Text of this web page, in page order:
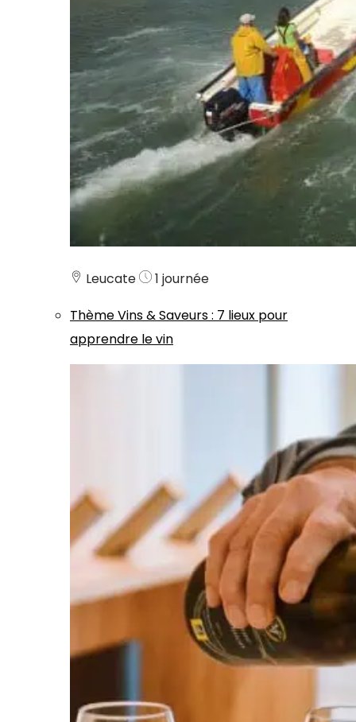
Leucate
1 journée
ThèmeVins & Saveurs: 7 lieux pour
apprendre le vin